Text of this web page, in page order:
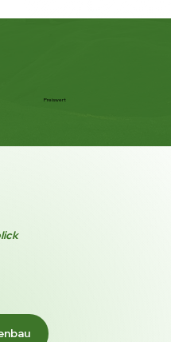
Preiswert